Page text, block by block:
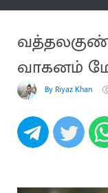
வாகனம்
By Riyaz Khan